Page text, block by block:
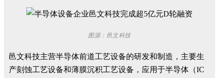
图源：邑文科技
邑文科技主营半导体前道工艺设备的研发和制造，主要生
产刻蚀工艺设备和薄膜沉积工艺设备，应用于半导体（IC